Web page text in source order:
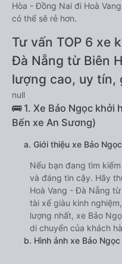
Hòa - Đồng Nai đi Hoà
có thể sẽ rẻ hơn.
Tư vấn TOP 6 xe
Đà Nẵng từ Biên
lượng cao, uy tín,
null
🚌 1. Xe Bảo Ngọc khởi
Bến xe An Sương)
a. Giới thiệu xe Bảo Ngọc
Nếu bạn đang tìm
và đáng tin cậy. Hãy
Hoà Vang - Đà Nẵng
tài xế giàu kinh
lượng nhất, xe Bảo
di chuyển của khách
b. Hình ảnh xe Bảo Ngọc